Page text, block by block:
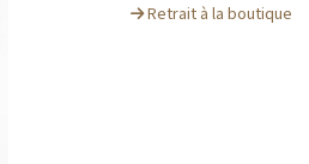
Retrait à la boutique